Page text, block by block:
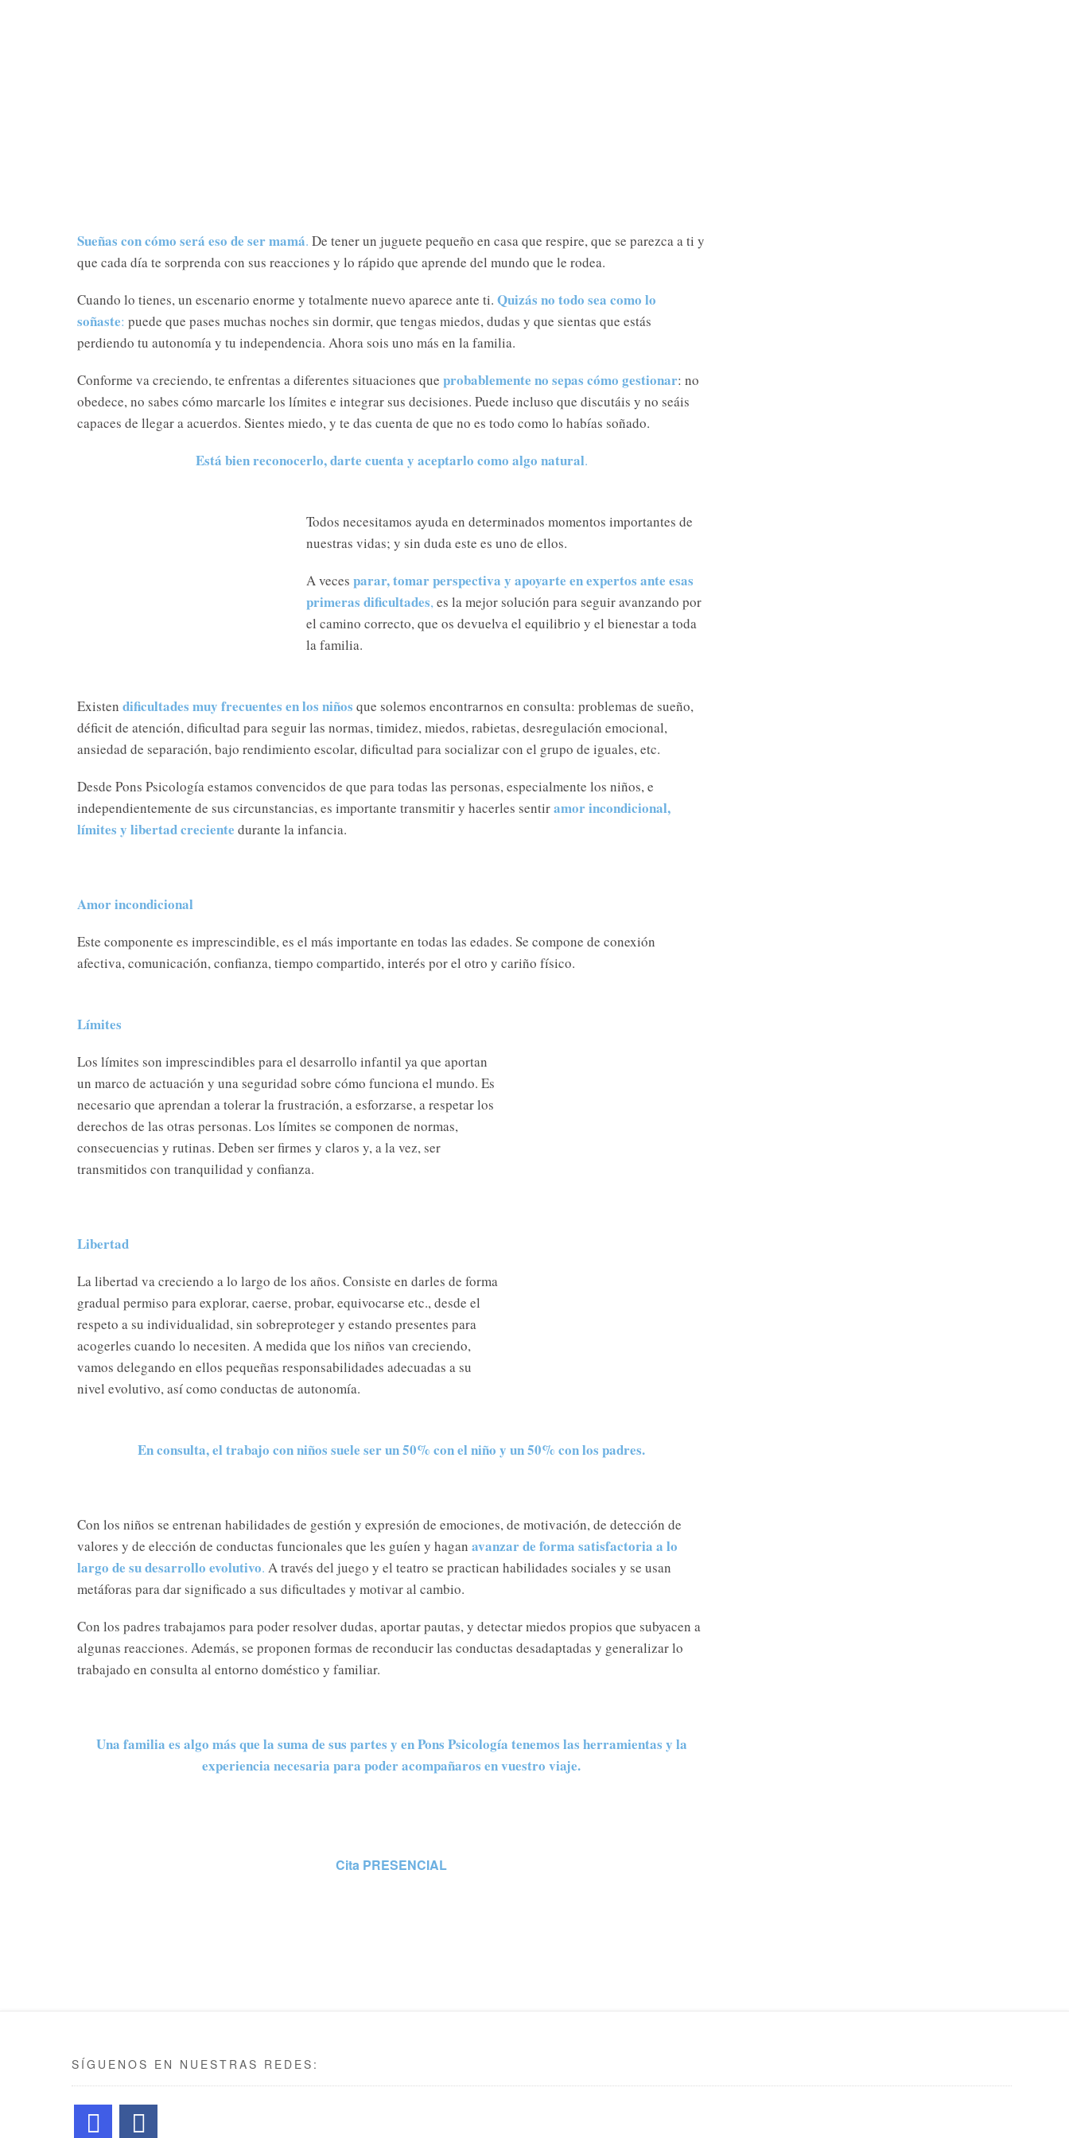
Sueñas con cómo será eso de ser mamá. De tener un juguete pequeño en casa que respire, que se parezca a ti y
que cada día te sorprenda con sus reacciones y lo rápido que aprende del mundo que le rodea.
Cuando lo tienes, un escenario enorme y totalmente nuevo aparece ante ti. Quizás no todo sea como lo
soñaste: puede que pases muchas noches sin dormir, que tengas miedos, dudas y que sientas que estás
perdiendo tu autonomía y tu independencia. Ahora sois uno más en la familia.
Conforme va creciendo, te enfrentas a diferentes situaciones que probablemente no sepas cómo gestionar: no
obedece, no sabes cómo marcarle los límites e integrar sus decisiones. Puede incluso que discutáis y no seáis
capaces de llegar a acuerdos. Sientes miedo, y te das cuenta de que no es todo como lo habías soñado.
Está bien reconocerlo, darte cuenta y aceptarlo como algo natural.
Todos necesitamos ayuda en determinados momentos importantes de
nuestras vidas; y sin duda este es uno de ellos.
A vecesparar, tomar perspectiva y apoyarte en expertos ante esas
primeras dificultades,es la mejor solución para seguir avanzando por
el camino correcto, que os devuelva el equilibrio y el bienestar a toda
la familia.
Existen dificultades muy frecuentes en los niños que solemos encontrarnos en consulta: problemas de sueño,
déficit de atención, dificultad para seguir las normas, timidez, miedos, rabietas, desregulación emocional,
ansiedad de separación, bajo rendimiento escolar, dificultad para socializar con el grupo de iguales, etc.
Desde Pons Psicología estamos convencidos de que para todas las personas, especialmente los niños, e
independientemente de sus circunstancias, es importante transmitir y hacerles sentiramor incondicional,
límites y libertad creciente durante la infancia.
Amor incondicional
Este componente es imprescindible, es el más importante en todas las edades. Se compone de conexión
afectiva, comunicación, confianza, tiempo compartido, interés por el otro y cariño físico.
Límites
Los límites son imprescindibles para el desarrollo infantil ya que aportan
un marco de actuación y una seguridad sobre cómo funciona el mundo. Es
necesario que aprendan a tolerar la frustración, a esforzarse, a respetar los
derechos de las otras personas. Los límites se componen de normas,
consecuencias y rutinas. Deben ser firmes y claros y, a la vez, ser
transmitidos con tranquilidad y confianza.
Libertad
La libertad va creciendo a lo largo de los años. Consiste en darles de forma
gradual permiso para explorar, caerse, probar, equivocarse etc., desde el
respeto a su individualidad, sin sobreproteger y estando presentes para
acogerles cuando lo necesiten. A medida que los niños van creciendo,
vamos delegando en ellos pequeñas responsabilidades adecuadas a su
nivel evolutivo, así como conductas de autonomía.
En consulta, el trabajo con niños suele ser un 50% con el niño y un 50% con los padres.
Con los niños se entrenan habilidades de gestión y expresión de emociones, de motivación, de detección de
valores y de elección de conductas funcionales que les guíen y hagan avanzar de forma satisfactoria a lo
largo de su desarrollo evolutivo. A través del juego y el teatro se practican habilidades sociales y se usan
metáforas para dar significado a sus dificultades y motivar al cambio.
Con los padres trabajamos para poder resolver dudas, aportar pautas, y detectar miedos propios que subyacen a
algunas reacciones. Además, se proponen formas de reconducir las conductas desadaptadas y generalizar lo
trabajado en consulta al entorno doméstico y familiar.
Una familia es algo más que la suma de sus partes y en Pons Psicología tenemos las herramientas y la
experiencia necesaria para poder acompañaros en vuestro viaje.
Cita PRESENCIAL
SÍGUENOS EN NUESTRAS REDES: